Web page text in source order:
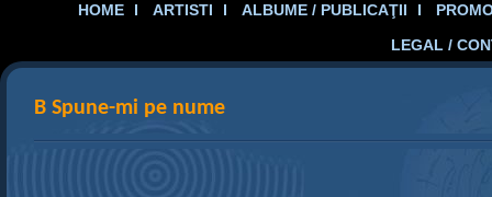
HOME ARTISTI ALBUME / PUBLICAŢII
LEGAL /
B Spune-mi pe nume